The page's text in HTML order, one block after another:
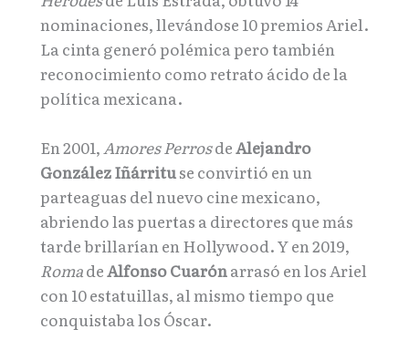
nominaciones, llevándose 10 premios Ariel.
La cinta generó polémica pero también
reconocimiento como retrato ácido de la
política mexicana.
En 2001,Amores PerrosdeAlejandro
González Iñárrituse convirtió en un
parteaguas del nuevo cine mexicano,
abriendo las puertas a directores que más
tarde brillarían en Hollywood. Y en 2019,
RomadeAlfonso Cuarónarrasó en los Ariel
con 10 estatuillas, al mismo tiempo que
conquistaba los Óscar.